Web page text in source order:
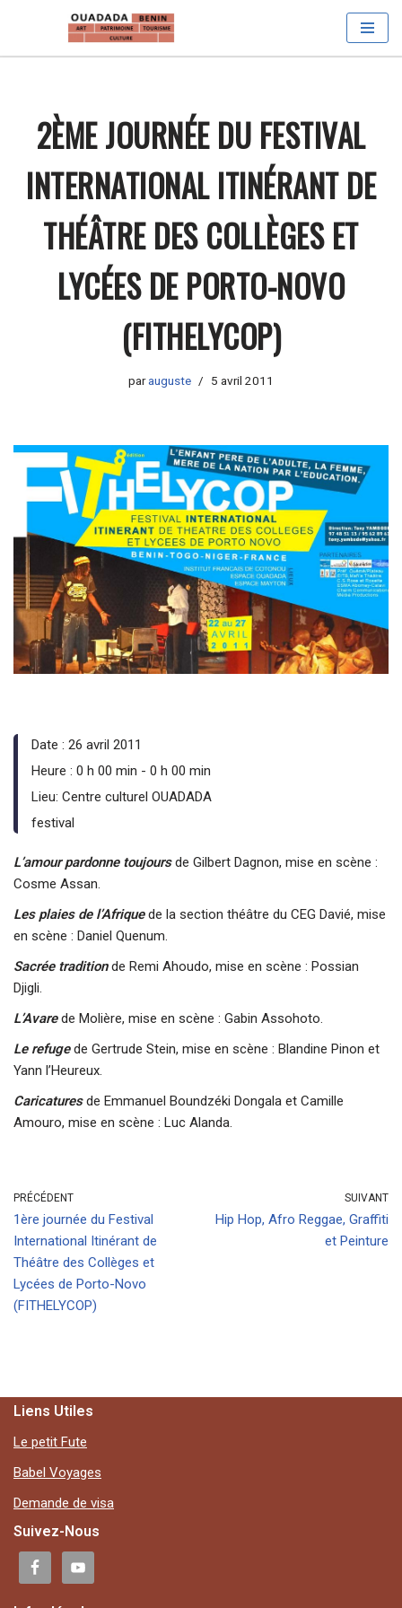
2ÈME JOURNÉE DU FESTIVAL
INTERNATIONAL ITINÉRANT DE
THÉÂTRE DES COLLÈGES ET
LYCÉES DE PORTO-NOVO
(FITHELYCOP)
parauguste 5 avril 2011
Date : 26 avril 2011
Heure : 0 h 00 min - 0 h 00 min
Lieu: Centre culturel OUADADA
festival
L’amour pardonne toujoursde Gilbert Dagnon, mise en scène :
Cosme Assan.
Les plaies de l’Afriquede la section théâtre du CEG Davié, mise
en scène : Daniel Quenum.
Sacrée traditionde Remi Ahoudo, mise en scène : Possian
Djigli.
L’Avarede Molière, mise en scène : Gabin Assohoto.
Le refugede Gertrude Stein, mise en scène : Blandine Pinon et
Yann l’Heureux.
Caricaturesde Emmanuel Boundzéki Dongala et Camille
Amouro, mise en scène : Luc Alanda.
PRÉCÉDENT
1ère journée du Festival
International Itinérant de
Théâtre des Collèges et
Lycées de Porto-Novo
(FITHELYCOP)
SUIVANT
Hip Hop, Afro Reggae, Graffiti
et Peinture
Liens Utiles
Le petit Fute
Babel Voyages
Demande de visa
Suivez-Nous